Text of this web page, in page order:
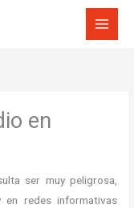
en
ser muy peligrosa,
en redes informativas